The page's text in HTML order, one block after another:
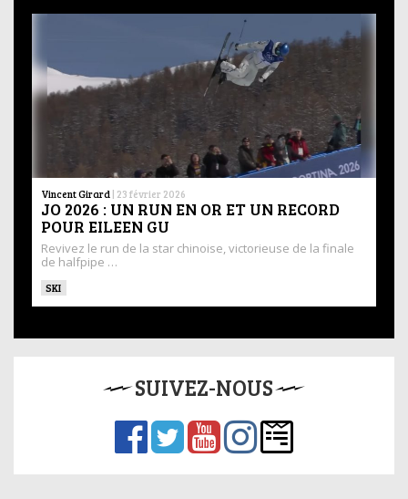
Vincent Girard | 23 février 2026
JO 2026 : UN RUN EN OR ET UN RECORD
POUR EILEEN GU
Revivez le run de la star chinoise, victorieuse de la finale
de halfpipe …
SKI
SUIVEZ-NOUS